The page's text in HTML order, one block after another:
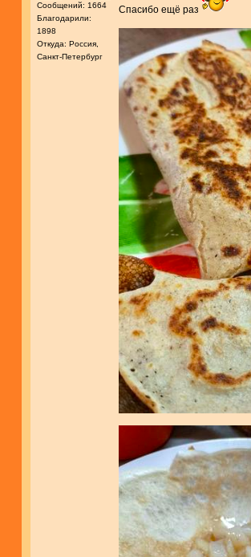
Сообщений: 1664
Благодарили:
1898
Откуда: Россия,
Санкт-Петербург
Спасибо ещё раз